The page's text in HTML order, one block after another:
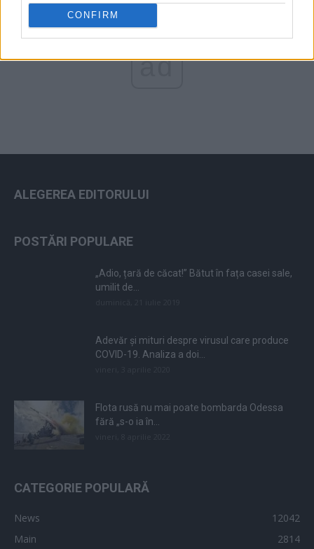
CONFIRM
ad
ALEGEREA EDITORULUI
POSTĂRI POPULARE
„Adio, țară de căcat!” Bătut în fața casei sale,
umilit de...
Adevăr și mituri despre virusul care produce
COVID-19. Analiza a doi...
Flota rusă nu mai poate bombarda Odessa
fără „s-o ia în...
CATEGORIE POPULARĂ
News
12042
Main
2814